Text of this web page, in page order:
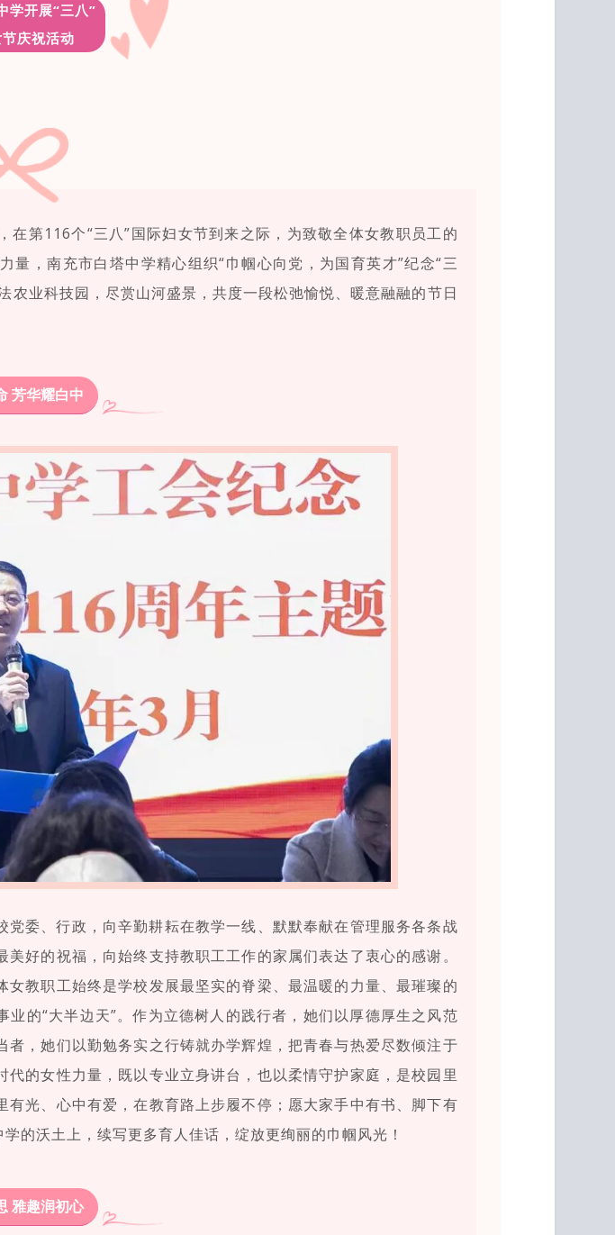
学开展“三八”
庆祝活动
第116个“三八”国际妇女节到来之际，为致敬全体女教职员工的
，南充市白塔中学精心组织“巾帼心向党，为国育英才”纪念“三
农业科技园，尽赏山河盛景，共度一段松弛愉悦、暖意融融的节日
芳华耀白中
委、行政，向辛勤耕耘在教学一线、默默奉献在管理服务各条战
好的祝福，向始终支持教职工工作的家属们表达了衷心的感谢。
教职工始终是学校发展最坚实的脊梁、最温暖的力量、最璀璨的
的“大半边天”。作为立德树人的践行者，她们以厚德厚生之风范
，她们以勤勉务实之行铸就办学辉煌，把青春与热爱尽数倾注于
的女性力量，既以专业立身讲台，也以柔情守护家庭，是校园里
光、心中有爱，在教育路上步履不停；愿大家手中有书、脚下有
的沃土上，续写更多育人佳话，绽放更绚丽的巾帼风光！
雅趣润初心